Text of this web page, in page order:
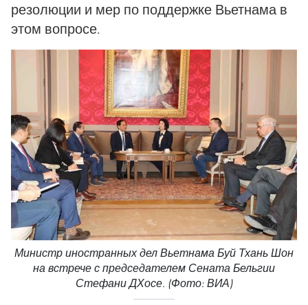
резолюции и мер по поддержке Вьетнама в
этом вопросе.
Министр иностранных дел Вьетнама Буй Тхань Шон
на встрече с председателем Сената Бельгии
Стефани ДХосе. (Фото: ВИА)